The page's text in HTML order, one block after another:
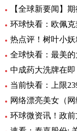
环球快看：欧佩
热点评！树叶小
全球快看：最美
网络漂亮美女（